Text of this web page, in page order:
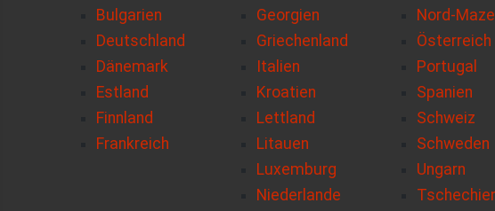
Bulgarien
Deutschland
Dänemark
Estland
Finnland
Frankreich
Georgien
Griechenland
Italien
Kroatien
Lettland
Litauen
Luxemburg
Niederlande
Nord-
Österreich
Portugal
Spanien
Schweiz
Schweden
Ungarn